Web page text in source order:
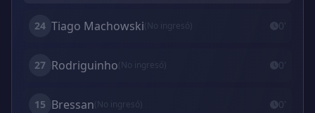
24 Tiago Machowski(No ingresó) 0'
27 Rodriguinho(No ingresó) 0'
15 Bressan(No ingresó) 0'